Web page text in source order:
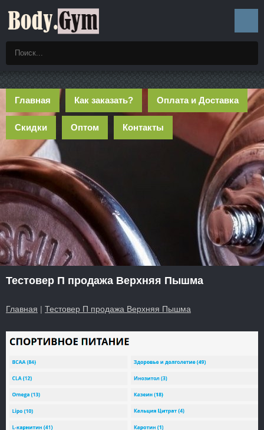
Главная Как заказать? Оплата и Доставка
Скидки Оптом Контакты
Тестовер П продажа Верхняя Пышма
Главная | Тестовер П продажа Верхняя Пышма